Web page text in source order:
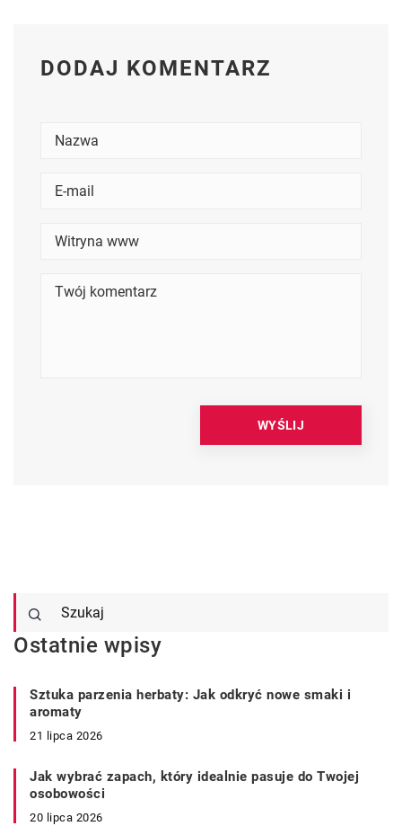
DODAJ KOMENTARZ
Ostatnie wpisy
Sztuka parzenia herbaty: Jak odkryć nowe smaki i
aromaty
21 lipca 2026
Jak wybrać zapach, który idealnie pasuje do Twojej
osobowości
20 lipca 2026